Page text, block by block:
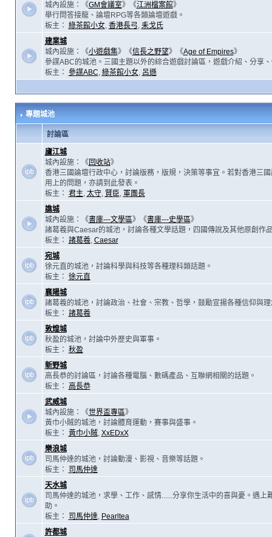
城內設施：《GM會議室》《江洲檔案館》
舉行問答接龍、論壇RPG等各類論壇遊戲。
板主： 綠茶館小女, 香港長弓, 耒戈氏
建業城
城內設施：《小遊戲集》《信長之野望》《Age of Empires》
參謀ABC的城池。三國主題以外的綜合遊戲討論區，遊戲介紹、分享
板主： 參謀ABC, 綠茶館小女, 呂遜
專題城池
討論區
廬江城
城內設施：《回收站》
香港三國論壇行政中心，討論版務，版規，決策等事宜。若對香港三
用上的問題，亦請到此發表。
板主： 君主, 太守, 賢臣, 軍團長
譙城
城內設施：《書庫---文學區》《書庫---史學區》
諸葛羲與Caesar的城池，討論各種文學話題，四國傳說及其他原創作
板主： 諸葛羲, Caesar
宛城
徐元直的城池，討論科學與科技等各種理科類話題。
板主： 徐元直
襄陽城
諸葛羲的城池，討論政治、社會、宗教、哲學，鼓勵宣揚各種信仰與理
板主： 諸葛羲
敦煌城
秋盈的城池，討論中外歷史與軍事。
板主： 秋盈
新野城
高長恭的討論區，討論各種電腦、數碼產品、互聯網相關的話題。
板主：
高長恭
武威城
城內設施：《世界盃專區》
黃巾小賊的城池，討論體育運動，賽事與盛事。
板主： 黃巾小賊, XxEDxX
樂浪城
司馬仲達的城池，討論動漫、影視、音樂等話題。
板主：
司馬仲達
天水城
司馬仲達的城池，求學、工作、感情......分享你生活中的喜與憂。遇上
助。
板主：
司馬仲達, Pearltea
許都城